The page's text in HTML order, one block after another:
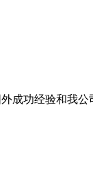
成功经验和我